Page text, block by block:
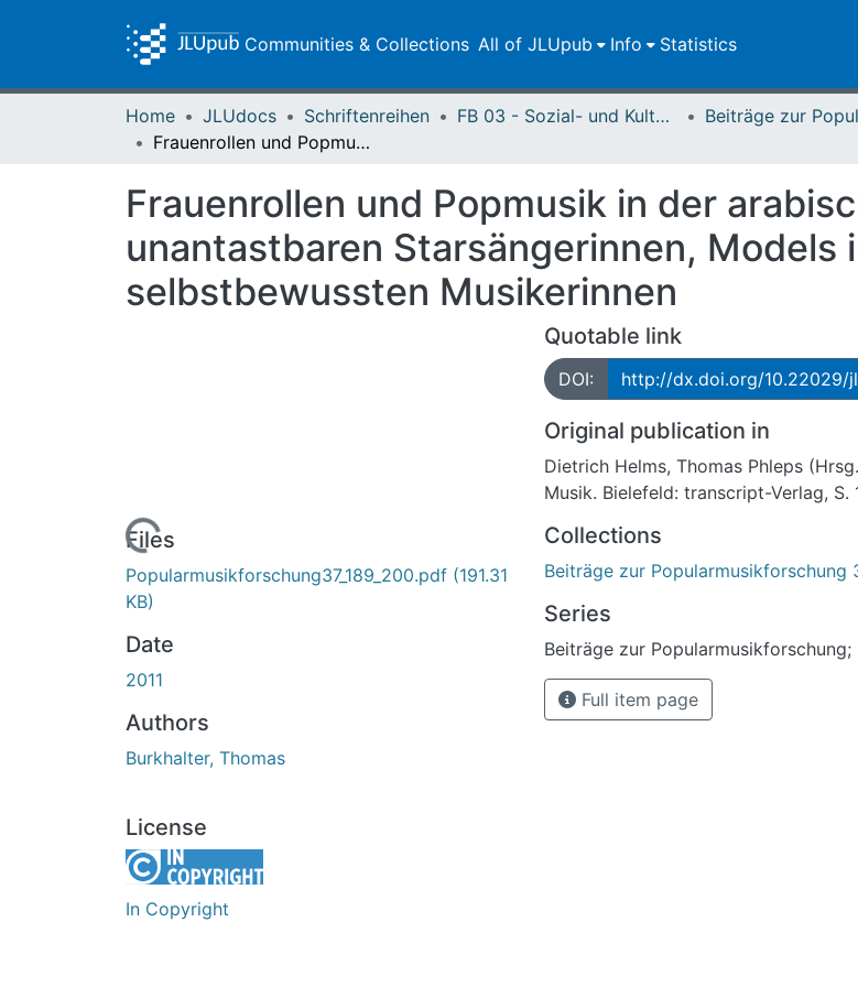
Communities & Collections All of JLUpub Info Statistics
Home JLUdocs Schriftenreihen FB 03 - Sozial- und Kulturwissenschaften
Frauenrollen und Popmusik in der arabischen Welt : Von unantastbaren Starsängerinnen, Models in Unterwäsche und selbstbewussten Musikerinnen
Frauenrollen und Popmusik in der
unantastbaren Starsängerinnen, Models
selbstbewussten Musikerinnen
Loading...
Files
Popularmusikforschung37_189_200.pdf (191.31
KB)
Date
2011
Authors
Burkhalter, Thomas
License
In Copyright
Quotable link
DOI: http://dx.doi.org/10.22029/
Original publication in
Dietrich Helms, Thomas Phleps
Musik. Bielefeld: transcript-Verlag, S.
Collections
Beiträge zur Popularmusikforschung
Series
Beiträge zur Popularmusikforschung;
Full item page